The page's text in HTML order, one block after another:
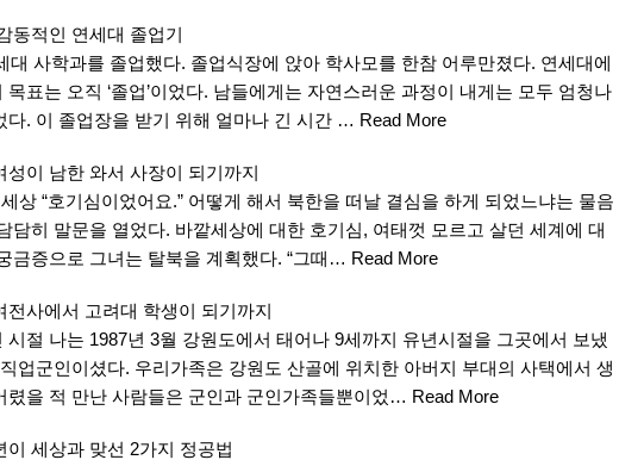
동적인 연세대 졸업기
대 사학과를 졸업했다. 졸업식장에 앉아 학사모를 한참 어루만졌다. 연세대에
목표는 오직 ‘졸업’이었다. 남들에게는 자연스러운 과정이 내게는 모두 엄청나
다. 이 졸업장을 받기 위해 얼마나 긴 시간 … Read More
성이 남한 와서 사장이 되기까지
상 “호기심이었어요.” 어떻게 해서 북한을 떠날 결심을 하게 되었느냐는 물음
담히 말문을 열었다. 바깥세상에 대한 호기심, 여태껏 모르고 살던 세계에 대
금증으로 그녀는 탈북을 계획했다. “그때… Read More
전사에서 고려대 학생이 되기까지
시절 나는 1987년 3월 강원도에서 태어나 9세까지 유년시절을 그곳에서 보냈
업군인이셨다. 우리가족은 강원도 산골에 위치한 아버지 부대의 사택에서 생
렸을 적 만난 사람들은 군인과 군인가족들뿐이었… Read More
이 세상과 맞선 2가지 정공법